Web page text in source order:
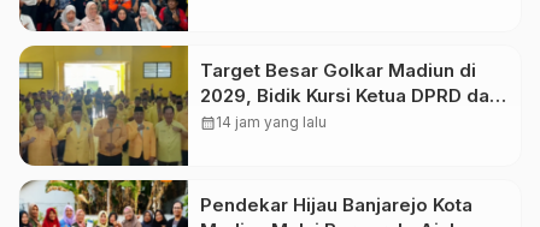
Target Besar Golkar Madiun di
2029, Bidik Kursi Ketua DPRD dan
Usung Lagi Hari Wuryanto
calendar_month14 jam yang lalu
Pendekar Hijau Banjarejo Kota